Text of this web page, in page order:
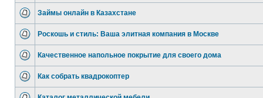
Займы онлайн в Казахстане
Роскошь и стиль: Ваша элитная компания в Москве
Качественное напольное покрытие для своего дома
Как собрать квадрокоптер